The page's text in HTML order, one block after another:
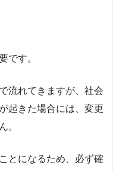
です。
流れてきますが、社会
起きた場合には、変更
。
とになるため、必ず確